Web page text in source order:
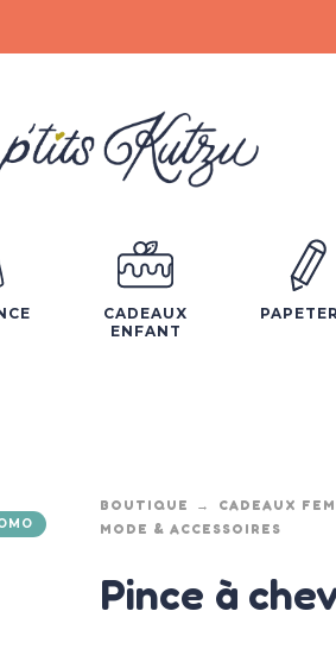
CADEAUX
ENFANT
BOUTIQUE
CADEAUX
MODE & ACCESSOIRES
Pince à